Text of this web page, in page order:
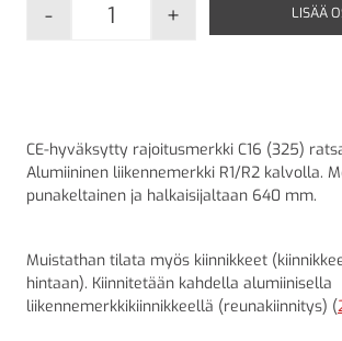
C16 Ratsastus kielletty määrä
- + LISÄÄ
CE-hyväksytty rajoitusmerkki C16 (325)
Alumiininen liikennemerkki R1/R2 kalvolla.
punakeltainen ja halkaisijaltaan 640 mm.
Muistathan tilata myös kiinnikkeet
hintaan). Kiinnitetään kahdella alumiinisella
liikennemerkkikiinnikkeellä (reunakiinnitys) (